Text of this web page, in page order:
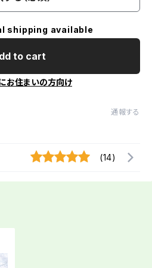
shipping available
to cart
お住まいの方向け
通報する
(14)